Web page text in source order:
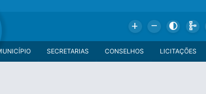
Add Remove Contrast Schema
LICITAÇÕES
CONSELHOS
SECRETARIAS